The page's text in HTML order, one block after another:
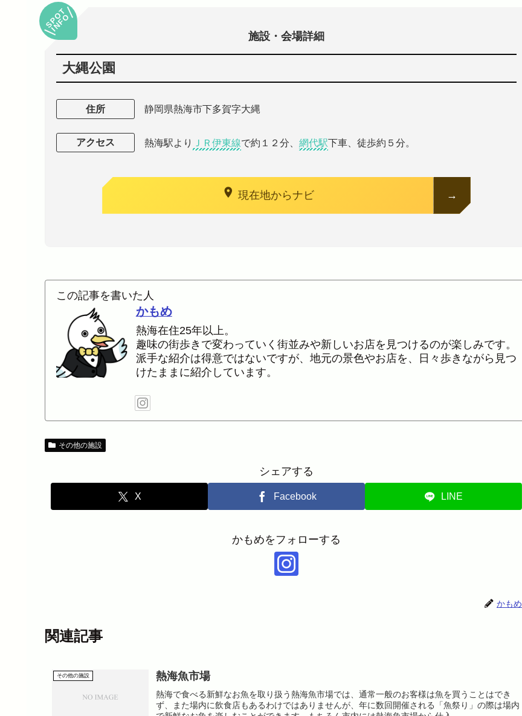
SPOT
INFO
施設・会場詳細
大縄公園
住所 静岡県熱海市下多賀字大縄
アクセス 熱海駅より ＪＲ伊東線で約１２分、 網代駅下車、徒歩約５分。
location_on 現在地からナビ
この記事を書いた人
かもめ
熱海在住25年以上。
趣味の街歩きで変わっていく街並みや新しいお店を見つけるのが楽しみです。
派手な紹介は得意ではないですが、地元の景色やお店を、日々歩きながら見つ
けたままに紹介しています。
その他の施設
シェアする
X Facebook LINE
かもめをフォローする
かもめ
関連記事
その他の施設 熱海魚市場
熱海で食べる新鮮なお魚を取り扱う熱海魚市場では、通常一般のお客様は魚を買うことはでき
ず、また場内に飲食店もあるわけではありませんが、年に数回開催される「魚祭り」の際は場内